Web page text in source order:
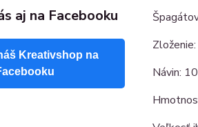
aj na Facebooku
Kreativshop na
Návin: